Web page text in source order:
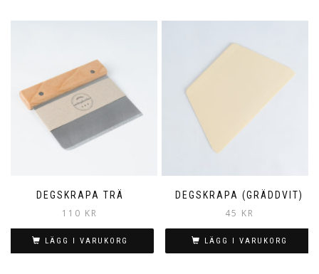
DEGSKRAPA TRÄ
110 KR
LÄGG I VARUKORG
DEGSKRAPA (GRÄDDVIT)
45 KR
LÄGG I VARUKORG